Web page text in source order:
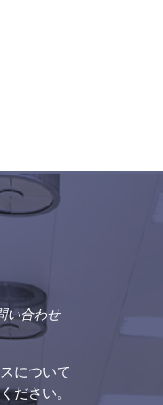
い合わせ
について
ださい。